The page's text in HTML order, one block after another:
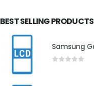
BEST SELLING PRODUCTS